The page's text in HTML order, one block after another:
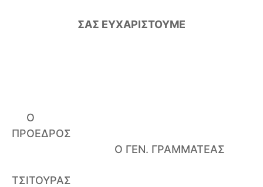
ΣΑΣ ΕΥΧΑΡΙΣΤΟΥΜΕ
Ο
ΠΡΟΕΔΡΟΣ
Ο ΓΕΝ. ΓΡΑΜΜΑΤΕΑΣ
ΤΣΙΤΟΥΡΑΣ